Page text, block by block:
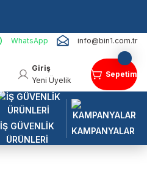
WhatsApp info@bin1.com.tr
Giriş
Yeni Üyelik
Sepetim
İŞ GÜVENLİK
ÜRÜNLERİ
KAMPANYALAR